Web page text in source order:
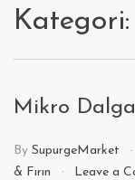
Kategori:
Mikro Dalga
By SupurgeMarket
& Fırın
Leave a